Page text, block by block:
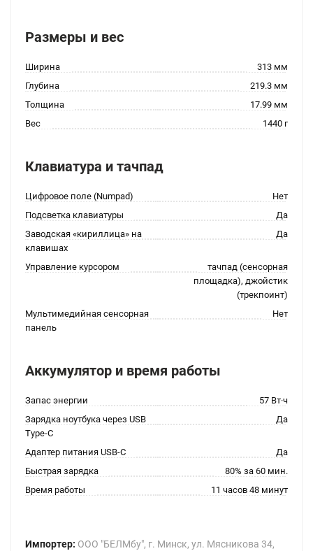
Размеры и вес
Ширина
313 мм
Глубина
219.3 мм
Толщина
17.99 мм
Вес
1440 г
Клавиатура и тачпад
Цифровое поле (Numpad)
Нет
Подсветка клавиатуры
Да
Заводская «кириллица» на
клавишах
Да
Управление курсором
тачпад (сенсорная
площадка), джойстик
(трекпоинт)
Мультимедийная сенсорная
панель
Нет
Аккумулятор и время работы
Запас энергии
57 Вт·ч
Зарядка ноутбука через USB
Type-C
Да
Адаптер питания USB-C
Да
Быстрая зарядка
80% за 60 мин.
Время работы
11 часов 48 минут
Импортер: ООО "БЕЛМбу", г. Минск, ул. Мясникова 34,